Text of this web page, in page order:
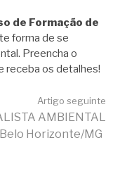
de Formação de
forma de se
Preencha o
receba os detalhes!
Artigo seguinte
AMBIENTAL
Horizonte/MG